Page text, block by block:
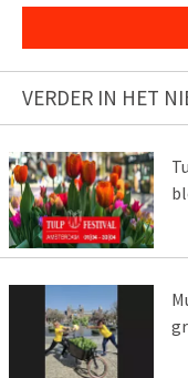
VERDER IN HET